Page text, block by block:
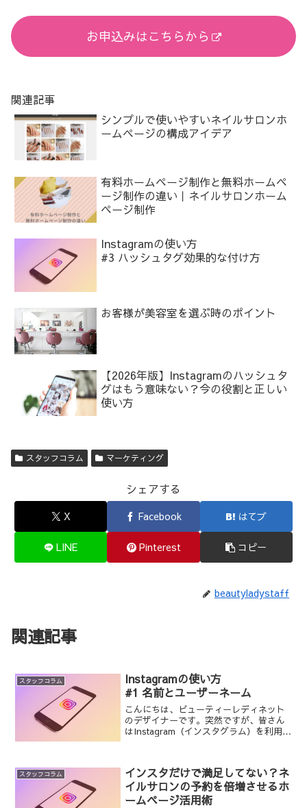
お申込みはこちらから
関連記事
シンプルで使いやすいネイルサロンホ
ームページの構成アイデア
有料ホームページ制作と無料ホームペ
ージ制作の違い｜ネイルサロンホーム
ページ制作
Instagramの使い方
#3 ハッシュタグ効果的な付け方
お客様が美容室を選ぶ時のポイント
【2026年版】Instagramのハッシュタ
グはもう意味ない？今の役割と正しい
使い方
スタッフコラム マーケティング
シェアする
X Facebook はてブ
LINE Pinterest コピー
beautyladystaff
関連記事
スタッフコラム
Instagramの使い方
#1 名前とユーザーネーム
こんにちは、ビューティーレディネット
のデザイナーです。突然ですが、皆さん
はInstagram（インスタグラム）を利用し
うわけで、これ...
スタッフコラム
インスタだけで満足してない？ネ
イルサロンの予約を倍増させるホ
ームページ活用術